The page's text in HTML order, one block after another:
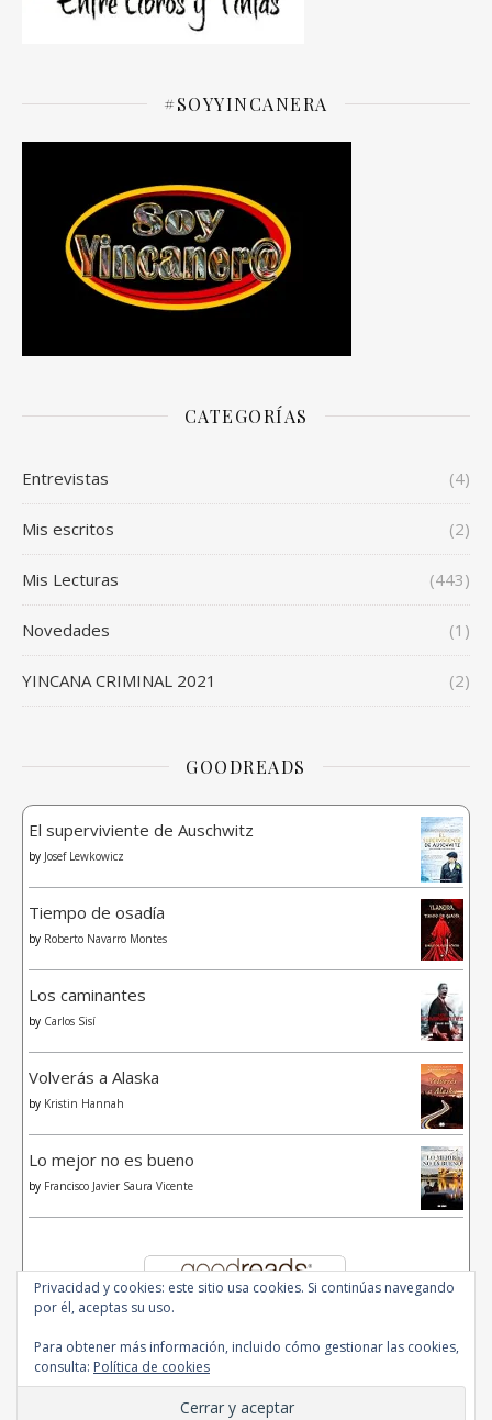
#SOYYINCANERA
CATEGORÍAS
Entrevistas (4)
Mis escritos (2)
Mis Lecturas (443)
Novedades (1)
YINCANA CRIMINAL 2021 (2)
GOODREADS
El superviviente de Auschwitz
by Josef Lewkowicz
Tiempo de osadía
by Roberto Navarro Montes
Los caminantes
by Carlos Sisí
Volverás a Alaska
by Kristin Hannah
Lo mejor no es bueno
by Francisco Javier Saura Vicente
© 2020 - All Rights Reserved.
Ashe Tema de WP Royal
Privacidad y cookies: este sitio usa cookies. Si continúas navegando
por él, aceptas su uso.
Para obtener más información, incluido cómo gestionar las cookies,
consulta: Política de cookies